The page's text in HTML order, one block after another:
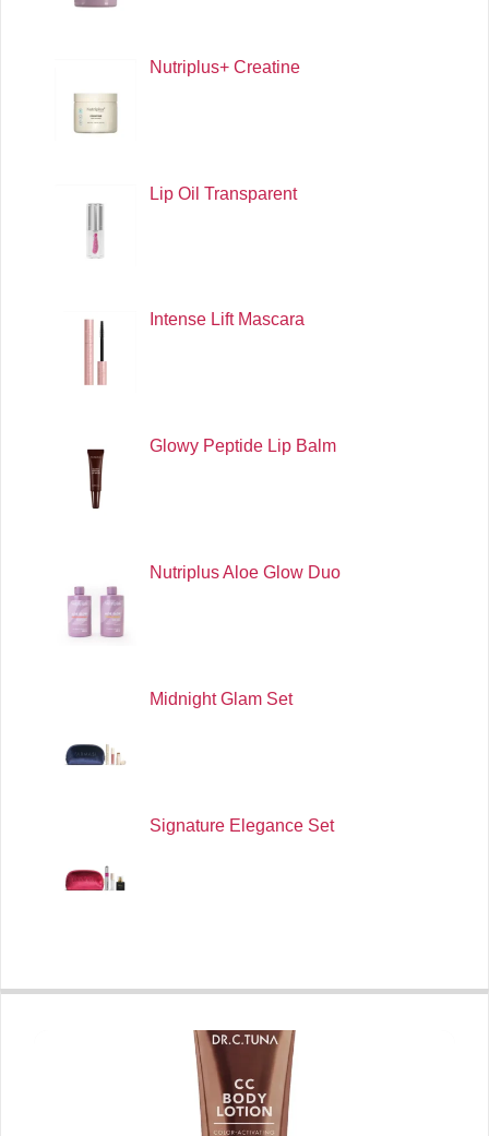
Nutriplus+ Creatine
Lip Oil Transparent
Intense Lift Mascara
Glowy Peptide Lip Balm
Nutriplus Aloe Glow Duo
Midnight Glam Set
Signature Elegance Set